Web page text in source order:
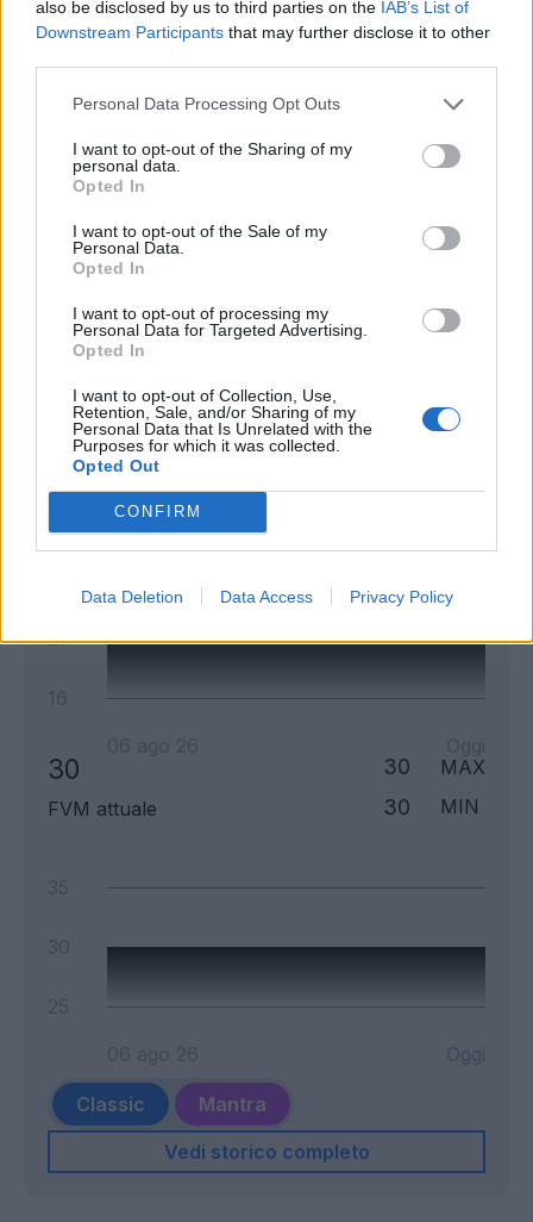
also be disclosed by us to third parties on the IAB’s List of
Downstream Participants that may further disclose it to other
Personal Data Processing Opt Outs
I want to opt-out of the Sharing of my
personal data.
Opted In
I want to opt-out of the Sale of my
Personal Data.
Opted In
I want to opt-out of processing my
Personal Data for Targeted Advertising.
Opted In
I want to opt-out of Collection, Use,
Retention, Sale, and/or Sharing of my
Personal Data that Is Unrelated with the
Purposes for which it was collected.
Opted Out
CONFIRM
Data Deletion Data Access Privacy Policy
Classic
Andamento FantaValore di Mercato
21
FVM attuale 21 MIN
21
30
FVM attuale
30 MAX
30 MIN
Classic
Mantra
Vedi storico completo